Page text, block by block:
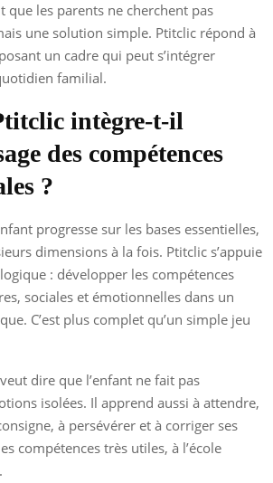
que les parents ne cherchent pas
une solution simple. Ptitclic répond à
un cadre qui peut s’intégrer
familial.
intègre-t-il
des compétences
?
progresse sur les bases essentielles,
dimensions à la fois. Ptitclic s’appuie
: développer les compétences
sociales et émotionnelles dans un
C’est plus complet qu’un simple jeu
dire que l’enfant ne fait pas
isolées. Il apprend aussi à attendre,
à persévérer et à corriger ses
compétences très utiles, à l’école